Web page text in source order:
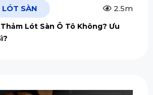
SÀN 2.5m
Lót Sàn Ô Tô Không? Ưu